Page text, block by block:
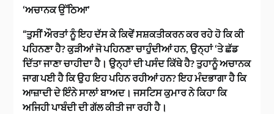
‘ਅਚਾਨਕ ਉੱਠਿਆ’
“ਤੁਸੀਂ ਔਰਤਾਂ ਨੂੰ ਇਹ ਦੱਸ ਕੇ ਕਿਵੇਂ ਸਸ਼ਕਤੀਕਰਨ ਕਰ ਰਹੇ ਹੋ ਕਿ ਕੀ
ਪਹਿਨਣਾ ਹੈ? ਕੁੜੀਆਂ ਜੋ ਪਹਿਨਣਾ ਚਾਹੁੰਦੀਆਂ ਹਨ, ਉਨ੍ਹਾਂ ‘ਤੇ ਛੱਡ
ਦਿੱਤਾ ਜਾਣਾ ਚਾਹੀਦਾ ਹੈ। ਉਨ੍ਹਾਂ ਦੀ ਪਸੰਦ ਕਿੱਥੇ ਹੈ? ਤੁਹਾਨੂੰ ਅਚਾਨਕ
ਜਾਗ ਪਈ ਹੈ ਕਿ ਉਹ ਇਹ ਪਹਿਨ ਰਹੀਆਂ ਹਨ? ਇਹ ਮੰਦਭਾਗਾ ਹੈ ਕਿ
ਆਜ਼ਾਦੀ ਦੇ ਇੰਨੇ ਸਾਲਾਂ ਬਾਅਦ। ਜਸਟਿਸ ਕੁਮਾਰ ਨੇ ਕਿਹਾ ਕਿ
ਅਜਿਹੀ ਪਾਬੰਦੀ ਦੀ ਗੱਲ ਕੀਤੀ ਜਾ ਰਹੀ ਹੈ।